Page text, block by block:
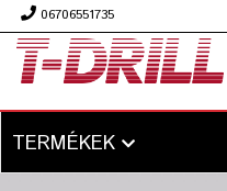
06706551735
TERMÉKEK